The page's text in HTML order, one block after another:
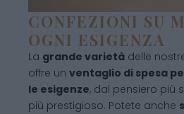
CONFEZIONI SU
OGNI ESIGENZA
La grande varietà delle
offre un ventaglio di spesa
le esigenze, dal pensiero più
più prestigioso. Potete anche